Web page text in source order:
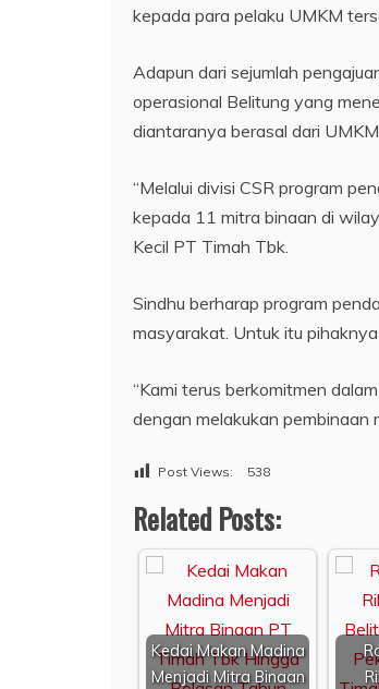
kepada para pelaku UMKM
Adapun dari sejumlah
operasional Belitung yang
diantaranya berasal dari
“Melalui divisi CSR program
kepada 11 mitra binaan di
Kecil PT Timah Tbk.
Sindhu berharap program
masyarakat. Untuk itu
“Kami terus berkomitmen
dengan melakukan pembinaan
Post Views: 538
Related Posts:
Kedai Makan Madina
Menjadi Mitra Binaan